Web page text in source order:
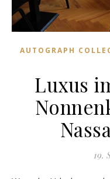
AUTOGRAPH
Luxus
19.